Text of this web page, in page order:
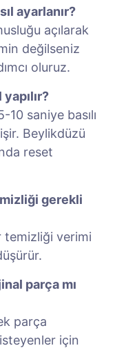
ayarlanır?
açılarak
değilseniz
oluruz.
saniye basılı
Beylikdüzü
reset
gerekli
temizliği verimi
parça mı
parça
için